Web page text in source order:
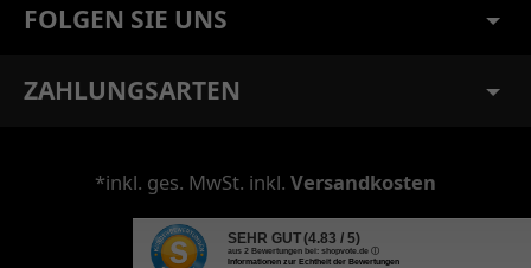
FOLGEN SIE UNS
ZAHLUNGSARTEN
*inkl. ges. MwSt. inkl. Versandkosten
SEHR GUT(4.83 / 5)
aus 2 Bewertungen bei: shopvote.de ⓘ
Informationen zur Echtheit der Bewertungen